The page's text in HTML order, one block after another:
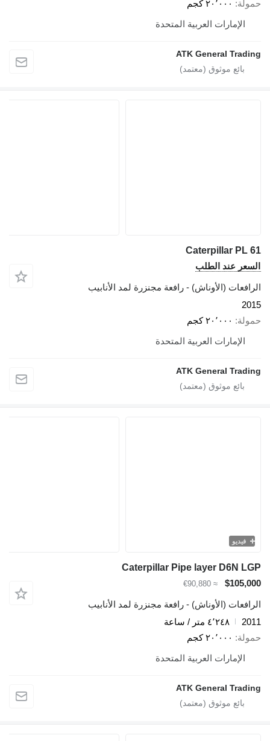
حمولة
٢٠٬٠٠٠ كجم
الإمارات العربية المتحدة
ATK General Trading
Caterpillar PL 61
السعر عند الطلب
الرافعات (الأوناش) - رافعة مجنزرة لمد الأنابيب
2015
حمولة
٢٠٬٠٠٠ كجم
الإمارات العربية المتحدة
ATK General Trading
فيديو
Caterpillar Pipe layer D6N LGP
$105,000
≈ €90,880
الرافعات (الأوناش) - رافعة مجنزرة لمد الأنابيب
2011
٤٬٢٤٨ متر / ساعة
حمولة
٢٠٬٠٠٠ كجم
الإمارات العربية المتحدة
ATK General Trading